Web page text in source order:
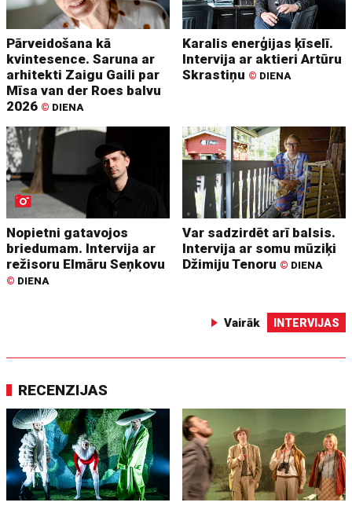
Pārveidošana kā
kvintesence. Saruna ar
arhitekti Zaigu Gaili par
Mīsa van der Roes balvu
2026 © DIENA
Karalis enerģijas ķīselī.
Intervija ar aktieri Artūru
Skrastiņu © DIENA
Nopietni gatavojos
briedumam. Intervija ar
režisoru Elmāru Seņkovu
© DIENA
Var sadzirdēt arī balsis.
Intervija ar somu mūziķi
Džimiju Tenoru © DIENA
Vairāk INTERVIJAS
RECENZIJAS